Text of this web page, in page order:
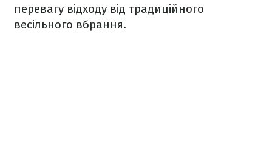
перевагу відходу від традиційного
весільного вбрання.